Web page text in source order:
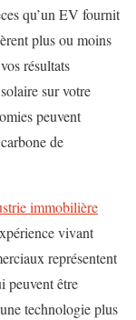
qu’un EV fournit
plus ou moins
résultats
sur votre
peuvent
de
immobilière
vivant
représentent
peuvent être
technologie plus